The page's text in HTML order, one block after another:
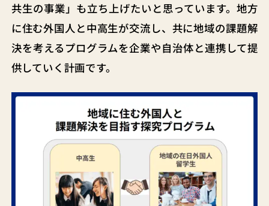
共生の事業」も立ち上げたいと思っています。地方
に住む外国人と中高生が交流し、共に地域の課題解
決を考えるプログラムを企業や自治体と連携して提
供していく計画です。